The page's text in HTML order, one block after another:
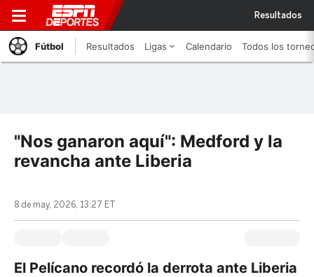
Resultados
Fútbol Resultados Ligas Calendario Todos los
"Nos ganaron aquí": Medford y la
revancha ante Liberia
8 de may, 2026, 13:27 ET
El Pelícano recordó la derrota ante Liberia